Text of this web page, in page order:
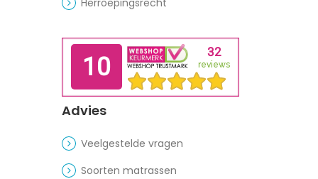
Advies
Veelgestelde vragen
Soorten matrassen